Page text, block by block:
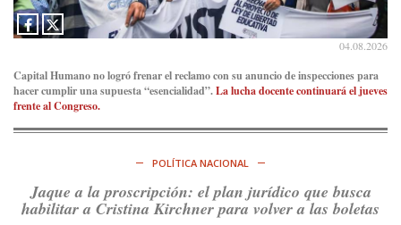
Irán al petróleohttps://t.co/IInL9uYZvh
https://t.co/ytaelKSfHm
Consenso Patagónico
Consenso Patagónico
04.08.2026
Capital Humano no logró frenar el reclamo con su anuncio de inspecciones para
hacer cumplir una supuesta “esencialidad”.La lucha docente continuará el jueves
frente al Congreso.
POLÍTICA NACIONAL
Jaque a la proscripción: el plan jurídico que busca
habilitar a Cristina Kirchner para volver a las boletas